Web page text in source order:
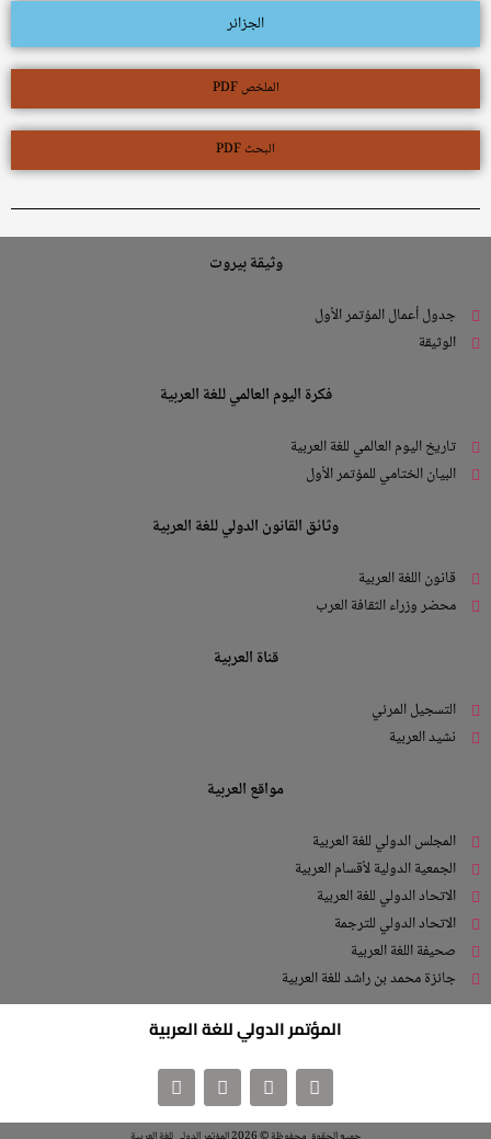
الجزائر
الملخص PDF
البحث PDF
وثيقة بيروت
جدول أعمال المؤتمر الأول
الوثيقة
فكرة اليوم العالمي للغة العربية
تاريخ اليوم العالمي للغة العربية
البيان الختامي للمؤتمر الأول
وثائق القانون الدولي للغة العربية
قانون اللغة العربية
محضر وزراء الثقافة العرب
قناة العربية
التسجيل المرئي
نشيد العربية
مواقع العربية
المجلس الدولي للغة العربية
الجمعية الدولية لأقسام العربية
الاتحاد الدولي للغة العربية
الاتحاد الدولي للترجمة
صحيفة اللغة العربية
جائزة محمد بن راشد للغة العربية
المؤتمر الدولي للغة العربية